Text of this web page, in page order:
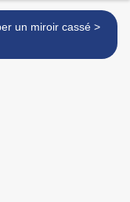
Pimper un miroir cassé >